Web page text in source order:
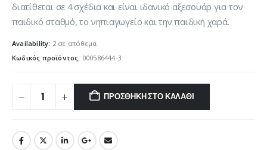
διατίθεται σε 4 σχέδια και είναι ιδανικό αξεσουάρ για τον
παιδικό σταθμό, το νηπιαγωγείο και την παιδική χαρά.
Availability: 2 σε απόθεμα
Κωδικός προϊόντος: 000586444-3
ΠΡΟΣΘΉΚΗ ΣΤΟ ΚΑΛΆΘΙ